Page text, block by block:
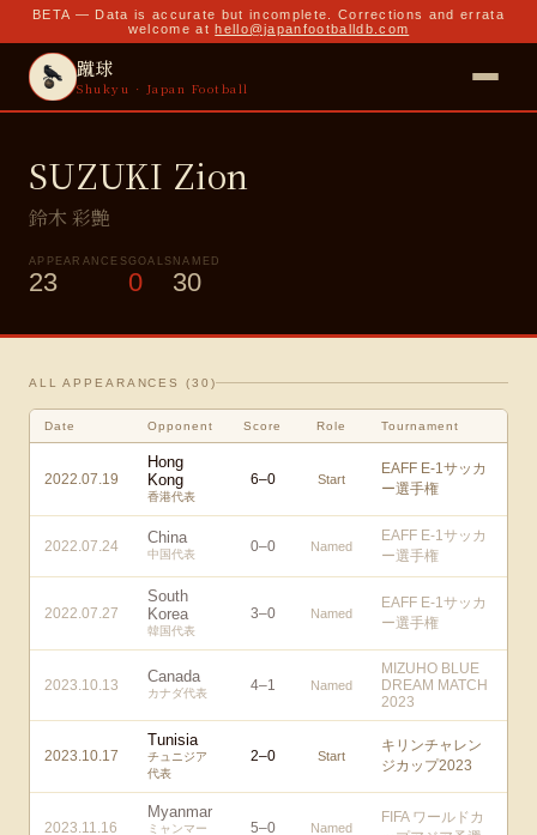
BETA — Data is accurate but incomplete. Corrections and errata
welcome at hello@japanfootballdb.com
蹴球
Shukyu · Japan Football
SUZUKI Zion
鈴木 彩艶
APPEARANCES
23
GOALS
0
NAMED
30
ALL APPEARANCES (30 )
Date Opponent Score Role Tournament
2022.07.19
Hong
Kong
香港代表
6–0 Start
EAFF E-1サッカ
ー選手権
2022.07.24 China
中国代表 0–0 Named
EAFF E-1サッカ
ー選手権
2022.07.27
South
Korea
韓国代表
3–0 Named
EAFF E-1サッカ
ー選手権
2023.10.13 Canada
カナダ代表 4–1 Named
MIZUHO BLUE
DREAM MATCH
2023
2023.10.17
Tunisia
チュニジア
代表
2–0 Start
キリンチャレン
ジカップ2023
2023.11.16
Myanmar
ミャンマー
5–0 Named
FIFA ワールドカ